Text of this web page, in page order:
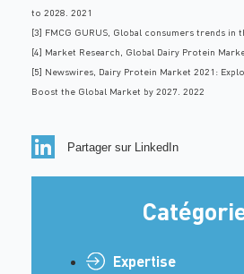
to 2028. 2021
[3] FMCG GURUS, Global consumers trends in
[4] Market Research, Global Dairy Protein
[5] Newswires, Dairy Protein Market 2021:
Boost the Global Market by 2027. 2022
Partager sur LinkedIn
Expertise